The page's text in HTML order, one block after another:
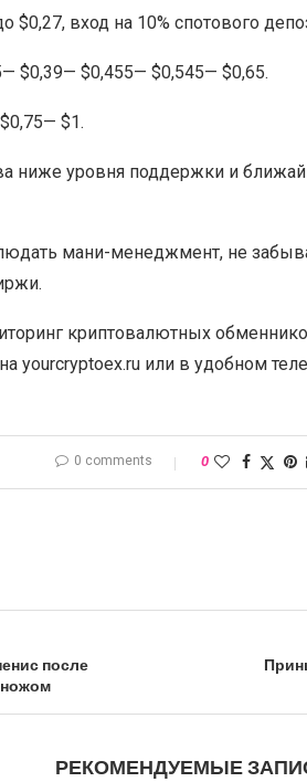
$0,27, вход на 10% спотового
$0,39— $0,455— $0,545— $0,65.
$1.
ниже уровня поддержки и
мани-менеджмент, не
криптовалютных
yourcryptoex.ru или в удобном
0 comments 0
после
РЕКОМЕНДУЕМЫЕ